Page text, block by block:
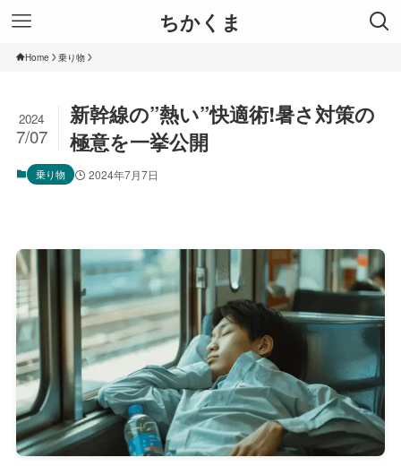
ちかくま
Home 乗り物
新幹線の”熱い”快適術!暑さ対策の
極意を一挙公開
2024
7/07
乗り物 2024年7月7日